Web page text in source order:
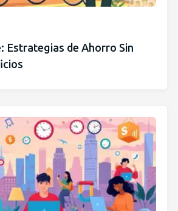
Estrategias de Ahorro Sin